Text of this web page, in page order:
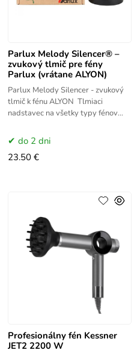
Parlux Melody Silencer® –
zvukový tlmič pre fény
Parlux (vrátane ALYON)
Parlux Melody Silencer - zvukový
tlmič k fénu ALYON Tlmiaci
nadstavec na všetky typy fénov
atmosféru a ochranu vášho
do 2 dni
23.50 €
Profesionálny fén Kessner
JET2 2200 W